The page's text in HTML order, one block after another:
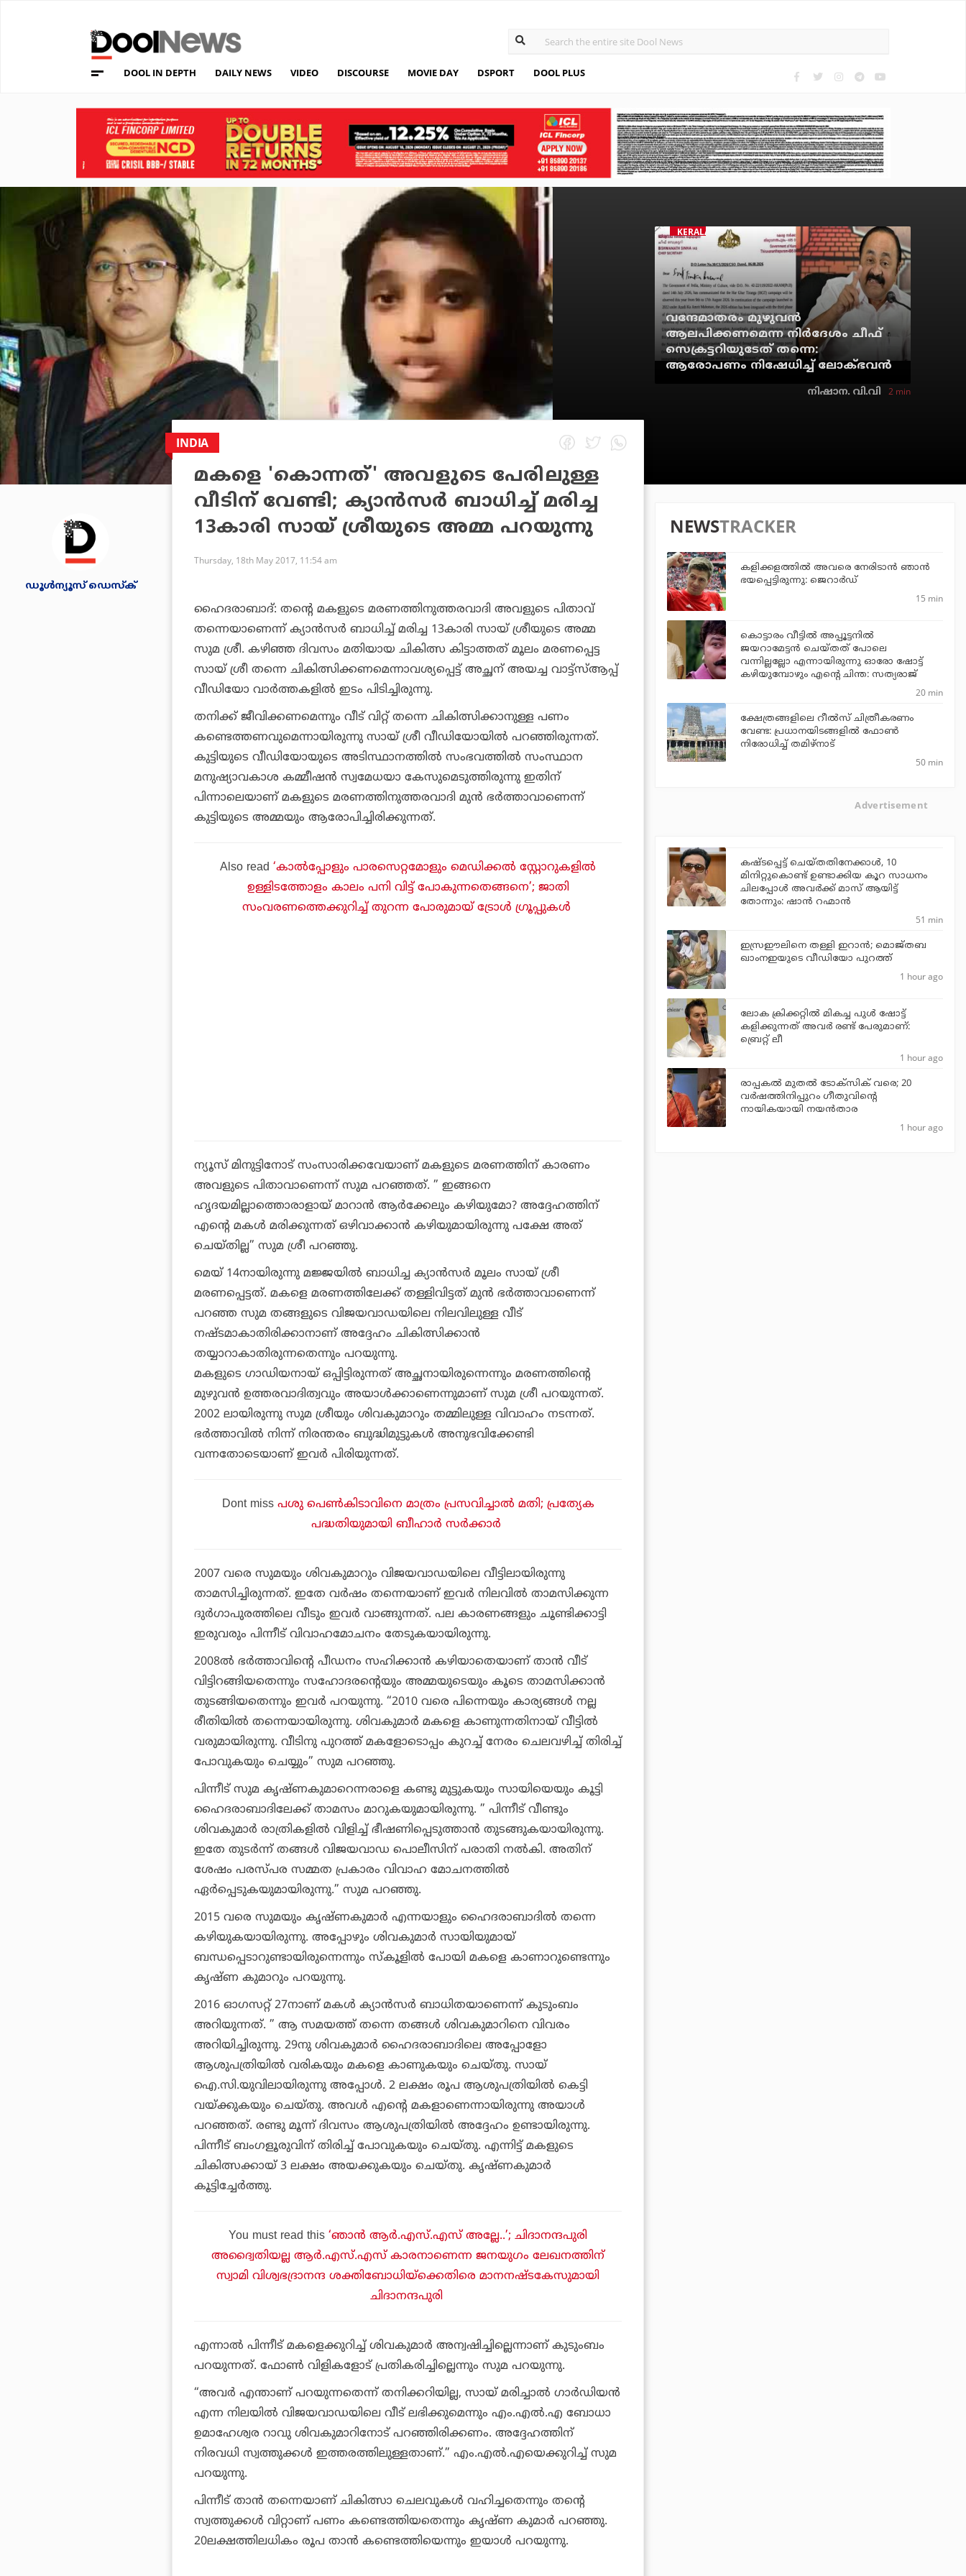
DOOL IN DEPTH DAILY NEWS VIDEO DISCOURSE MOVIE DAY DSPORT DOOL PLUS
KERALA
വന്ദേമാതരം മുഴുവന്‍
ആലപിക്കണമെന്ന നിര്‍ദേശം ചീഫ്
സെക്രട്ടറിയുടേത് തന്നെ:
ആരോപണം നിഷേധിച്ച് ലോക്ഭവന്‍
നിഷാന. വി.വി 2 min
ഡൂള്‍ന്യൂസ് ഡെസ്‌ക്
INDIA
മകളെ 'കൊന്നത്' അവളുടെ പേരിലുള്ള
വീടിന് വേണ്ടി; ക്യാന്‍സര്‍ ബാധിച്ച് മരിച്ച
13കാരി സായ് ശ്രീയുടെ അമ്മ പറയുന്നു
Thursday, 18th May 2017, 11:54 am
ഹൈദരാബാദ്: തന്റെ മകളുടെ മരണത്തിനുത്തരവാദി അവളുടെ പിതാവ്
തന്നെയാണെന്ന് ക്യാന്‍സര്‍ ബാധിച്ച് മരിച്ച 13കാരി സായ് ശ്രീയുടെ അമ്മ
സുമ ശ്രീ. കഴിഞ്ഞ ദിവസം മതിയായ ചികിത്സ കിട്ടാത്തത് മൂലം മരണപ്പെട്ട
സായ് ശ്രീ തന്നെ ചികിത്സിക്കണമെന്നാവശ്യപ്പെട്ട് അച്ഛന് അയച്ച വാട്ട്‌സ്ആപ്പ്
വീഡിയോ വാര്‍ത്തകളില്‍ ഇടം പിടിച്ചിരുന്നു.
തനിക്ക് ജീവിക്കണമെന്നും വീട് വിറ്റ് തന്നെ ചികിത്സിക്കാനുള്ള പണം
കണ്ടെത്തണവുമെന്നായിരുന്നു സായ് ശ്രീ വീഡിയോയില്‍ പറഞ്ഞിരുന്നത്.
കുട്ടിയുടെ വീഡിയോയുടെ അടിസ്ഥാനത്തില്‍ സംഭവത്തില്‍ സംസ്ഥാന
മനുഷ്യാവകാശ കമ്മീഷന്‍ സ്വമേധയാ കേസുമെടുത്തിരുന്നു ഇതിന്
പിന്നാലെയാണ് മകളുടെ മരണത്തിനുത്തരവാദി മുന്‍ ഭര്‍ത്താവാണെന്ന്
കുട്ടിയുടെ അമ്മയും ആരോപിച്ചിരിക്കുന്നത്.
Also read ‘കാല്‍പ്പോളും പാരസെറ്റമോളും മെഡിക്കല്‍ സ്റ്റോറുകളില്‍
ഉള്ളിടത്തോളം കാലം പനി വിട്ട് പോകുന്നതെങ്ങനെ’; ജാതി
സംവരണത്തെക്കുറിച്ച് തുറന്ന പോരുമായ് ട്രോള്‍ ഗ്രൂപ്പുകള്‍
ന്യൂസ് മിനുട്ടിനോട് സംസാരിക്കവേയാണ് മകളുടെ മരണത്തിന് കാരണം
അവളുടെ പിതാവാണെന്ന് സുമ പറഞ്ഞത്. ” ഇങ്ങനെ
ഹൃദയമില്ലാത്തൊരാളായ് മാറാന്‍ ആര്‍ക്കേലും കഴിയുമോ? അദ്ദേഹത്തിന്
എന്റെ മകള്‍ മരിക്കുന്നത് ഒഴിവാക്കാന്‍ കഴിയുമായിരുന്നു പക്ഷേ അത്
ചെയ്തില്ല” സുമ ശ്രീ പറഞ്ഞു.
മെയ് 14നായിരുന്നു മജ്ജയില്‍ ബാധിച്ച ക്യാന്‍സര്‍ മൂലം സായ് ശ്രീ
മരണപ്പെട്ടത്. മകളെ മരണത്തിലേക്ക് തള്ളിവിട്ടത് മുന്‍ ഭര്‍ത്താവാണെന്ന്
പറഞ്ഞ സുമ തങ്ങളുടെ വിജയവാഡയിലെ നിലവിലുള്ള വീട്
നഷ്ടമാകാതിരിക്കാനാണ് അദ്ദേഹം ചികിത്സിക്കാന്‍
തയ്യാറാകാതിരുന്നതെന്നും പറയുന്നു.
മകളുടെ ഗാഡിയനായ് ഒപ്പിട്ടിരുന്നത് അച്ഛനായിരുന്നെന്നും മരണത്തിന്റെ
മുഴുവന്‍ ഉത്തരവാദിത്വവും അയാള്‍ക്കാണെന്നുമാണ് സുമ ശ്രീ പറയുന്നത്.
2002 ലായിരുന്നു സുമ ശ്രീയും ശിവകുമാറും തമ്മിലുള്ള വിവാഹം നടന്നത്.
ഭര്‍ത്താവില്‍ നിന്ന് നിരന്തരം ബുദ്ധിമുട്ടുകള്‍ അനുഭവിക്കേണ്ടി
വന്നതോടെയാണ് ഇവര്‍ പിരിയുന്നത്.
Dont miss പശു പെണ്‍കിടാവിനെ മാത്രം പ്രസവിച്ചാല്‍ മതി; പ്രത്യേക
പദ്ധതിയുമായി ബീഹാര്‍ സര്‍ക്കാര്‍
2007 വരെ സുമയും ശിവകുമാറും വിജയവാഡയിലെ വീട്ടിലായിരുന്നു
താമസിച്ചിരുന്നത്. ഇതേ വര്‍ഷം തന്നെയാണ് ഇവര്‍ നിലവില്‍ താമസിക്കുന്ന
ദുര്‍ഗാപുരത്തിലെ വീടും ഇവര്‍ വാങ്ങുന്നത്. പല കാരണങ്ങളും ചൂണ്ടിക്കാട്ടി
ഇരുവരും പിന്നീട് വിവാഹമോചനം തേടുകയായിരുന്നു.
2008ല്‍ ഭര്‍ത്താവിന്റെ പീഡനം സഹിക്കാന്‍ കഴിയാതെയാണ് താന്‍ വീട്
വിട്ടിറങ്ങിയതെന്നും സഹോദരന്റെയും അമ്മയുടെയും കൂടെ താമസിക്കാന്‍
തുടങ്ങിയതെന്നും ഇവര്‍ പറയുന്നു. “2010 വരെ പിന്നെയും കാര്യങ്ങള്‍ നല്ല
രീതിയില്‍ തന്നെയായിരുന്നു. ശിവകുമാര്‍ മകളെ കാണുന്നതിനായ് വീട്ടില്‍
വരുമായിരുന്നു. വീടിനു പുറത്ത് മകളോടൊപ്പം കുറച്ച് നേരം ചെലവഴിച്ച് തിരിച്ച്
പോവുകയും ചെയ്യും” സുമ പറഞ്ഞു.
പിന്നീട് സുമ കൃഷ്ണകുമാറെന്നരാളെ കണ്ടു മുട്ടുകയും സായിയെയും കൂട്ടി
ഹൈദരാബാദിലേക്ക് താമസം മാറുകയുമായിരുന്നു. ” പിന്നീട് വീണ്ടും
ശിവകുമാര്‍ രാത്രികളില്‍ വിളിച്ച് ഭീഷണിപ്പെടുത്താന്‍ തുടങ്ങുകയായിരുന്നു.
ഇതേ തുടര്‍ന്ന് തങ്ങള്‍ വിജയവാഡ പൊലീസിന് പരാതി നല്‍കി. അതിന്
ശേഷം പരസ്പര സമ്മത പ്രകാരം വിവാഹ മോചനത്തില്‍
ഏര്‍പ്പെടുകയുമായിരുന്നു.” സുമ പറഞ്ഞു.
2015 വരെ സുമയും കൃഷ്ണകുമാര്‍ എന്നയാളും ഹൈദരാബാദില്‍ തന്നെ
കഴിയുകയായിരുന്നു. അപ്പോഴും ശിവകുമാര്‍ സായിയുമായ്
ബന്ധപ്പെടാറുണ്ടായിരുന്നെന്നും സ്‌കൂളില്‍ പോയി മകളെ കാണാറുണ്ടെന്നും
കൃഷ്ണ കുമാറും പറയുന്നു.
2016 ഓഗസറ്റ് 27നാണ് മകള്‍ ക്യാന്‍സര്‍ ബാധിതയാണെന്ന് കുടുംബം
അറിയുന്നത്. ” ആ സമയത്ത് തന്നെ തങ്ങള്‍ ശിവകുമാറിനെ വിവരം
അറിയിച്ചിരുന്നു. 29നു ശിവകുമാര്‍ ഹൈദരാബാദിലെ അപ്പോളോ
ആശുപത്രിയില്‍ വരികയും മകളെ കാണുകയും ചെയ്തു. സായ്
ഐ.സി.യുവിലായിരുന്നു അപ്പോള്‍. 2 ലക്ഷം രൂപ ആശുപത്രിയില്‍ കെട്ടി
വയ്ക്കുകയും ചെയ്തു. അവള്‍ എന്റെ മകളാണെന്നായിരുന്നു അയാള്‍
പറഞ്ഞത്. രണ്ടു മൂന്ന് ദിവസം ആശുപത്രിയില്‍ അദ്ദേഹം ഉണ്ടായിരുന്നു.
പിന്നീട് ബംഗളൂരുവിന് തിരിച്ച് പോവുകയും ചെയ്തു. എന്നിട്ട് മകളുടെ
ചികിത്സക്കായ് 3 ലക്ഷം അയക്കുകയും ചെയ്തു. കൃഷ്ണകുമാര്‍
കൂട്ടിച്ചേര്‍ത്തു.
You must read this ‘ഞാന്‍ ആര്‍.എസ്.എസ് അല്ലേ..’; ചിദാനന്ദപുരി
അദ്വൈതിയല്ല ആര്‍.എസ്.എസ് കാരനാണെന്ന ജനയുഗം ലേഖനത്തിന്
സ്വാമി വിശ്വഭദ്രാനന്ദ ശക്തിബോധിയ്‌ക്കെതിരെ മാനനഷ്ടകേസുമായി
ചിദാനന്ദപുരി
എന്നാല്‍ പിന്നീട് മകളെക്കുറിച്ച് ശിവകുമാര്‍ അന്വഷിച്ചില്ലെന്നാണ് കുടുംബം
പറയുന്നത്. ഫോണ്‍ വിളികളോട് പ്രതികരിച്ചില്ലെന്നും സുമ പറയുന്നു.
“അവര്‍ എന്താണ് പറയുന്നതെന്ന് തനിക്കറിയില്ല, സായ് മരിച്ചാല്‍ ഗാര്‍ഡിയന്‍
എന്ന നിലയില്‍ വിജയവാഡയിലെ വീട് ലഭിക്കുമെന്നും എം.എല്‍.എ ബോധാ
ഉമാഹേശ്വര റാവു ശിവകുമാറിനോട് പറഞ്ഞിരിക്കണം. അദ്ദേഹത്തിന്
നിരവധി സ്വത്തുക്കള്‍ ഇത്തരത്തിലുള്ളതാണ്.” എം.എല്‍.എയെക്കുറിച്ച് സുമ
പറയുന്നു.
പിന്നീട് താന്‍ തന്നെയാണ് ചികിത്സാ ചെലവുകള്‍ വഹിച്ചതെന്നും തന്റെ
സ്വത്തുക്കള്‍ വിറ്റാണ് പണം കണ്ടെത്തിയതെന്നും കൃഷ്ണ കുമാര്‍ പറഞ്ഞു.
20ലക്ഷത്തിലധികം രൂപ താന്‍ കണ്ടെത്തിയെന്നും ഇയാള്‍ പറയുന്നു.
NEWSTRACKER
കളിക്കളത്തില്‍ അവരെ നേരിടാന്‍ ഞാന്‍
ഭയപ്പെട്ടിരുന്നു: ജെറാര്‍ഡ്
15 min
കൊട്ടാരം വീട്ടില്‍ അപ്പൂട്ടനില്‍
ജയറാമേട്ടന്‍ ചെയ്തത് പോലെ
വന്നില്ലല്ലോ എന്നായിരുന്നു ഓരോ ഷോട്ട്
കഴിയുമ്പോഴും എന്റെ ചിന്ത: സത്യരാജ്
20 min
ക്ഷേത്രങ്ങളിലെ റീല്‍സ് ചിത്രീകരണം
വേണ്ട: പ്രധാനയിടങ്ങളില്‍ ഫോണ്‍
നിരോധിച്ച് തമിഴ്‌നാട്
50 min
Advertisement
കഷ്ടപ്പെട്ട് ചെയ്തതിനേക്കാൾ, 10
മിനിറ്റുകൊണ്ട് ഉണ്ടാക്കിയ കൂറ സാധനം
ചിലപ്പോൾ അവർക്ക് മാസ് ആയിട്ട്
തോന്നും: ഷാൻ റഹ്മാൻ
51 min
ഇസ്രഈലിനെ തള്ളി ഇറാന്‍; മൊജ്തബ
ഖാംനഇയുടെ വീഡിയോ പുറത്ത്
1 hour ago
ലോക ക്രിക്കറ്റില്‍ മികച്ച പുള്‍ ഷോട്ട്
കളിക്കുന്നത് അവര്‍ രണ്ട് പേരുമാണ്:
ബ്രെറ്റ് ലീ
1 hour ago
രാപ്പകൽ മുതൽ ടോക്സിക് വരെ; 20
വർഷത്തിനിപ്പുറം ഗീതുവിന്റെ
നായികയായി നയൻതാര
1 hour ago